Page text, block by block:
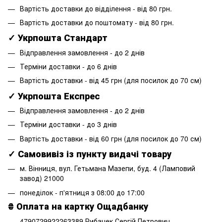
Вартість доставки до відділення - від 80 грн.
Вартість доставки до поштомату - від 80 грн.
✓ Укрпошта Стандарт
Відправлення замовлення - до 2 днів
Терміни доставки - до 6 днів
Вартість доставки - від 45 грн (для посилок до 70 см)
✓ Укрпошта Експрес
Відправлення замовлення - до 2 днів
Терміни доставки - до 3 днів
Вартість доставки - від 60 грн (для посилок до 70 см)
✓ Самовивіз із пункту видачі товару
м. Вінниця, вул. Гетьмана Мазепи, буд. 4 (Ламповий
завод) 21000
понеділок - п'ятниця з 08:00 до 17:00
₴ Оплата на картку Ощадбанку